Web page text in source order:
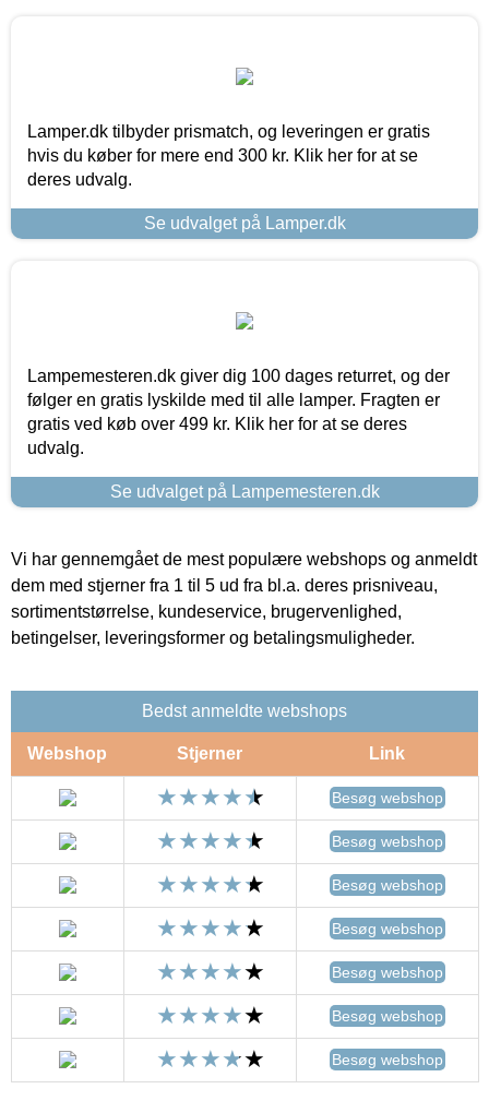
Lamper.dk tilbyder prismatch, og leveringen er gratis
hvis du køber for mere end 300 kr. Klik her for at se
deres udvalg.
Se udvalget på Lamper.dk
Lampemesteren.dk giver dig 100 dages returret, og der
følger en gratis lyskilde med til alle lamper. Fragten er
gratis ved køb over 499 kr. Klik her for at se deres
udvalg.
Se udvalget på Lampemesteren.dk
Vi har gennemgået de mest populære webshops og anmeldt
dem med stjerner fra 1 til 5 ud fra bl.a. deres prisniveau,
sortimentstørrelse, kundeservice, brugervenlighed,
betingelser, leveringsformer og betalingsmuligheder.
Bedst anmeldte webshops
Webshop Stjerner Link
Besøg webshop
Besøg webshop
Besøg webshop
Besøg webshop
Besøg webshop
Besøg webshop
Besøg webshop